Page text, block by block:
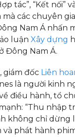
tác”, “Kết nối”
các chuyên
Nam Á nhấn
luận Xây dựng
Đông Nam Á.
giám đốc Liên
là người kinh
điều hành, tổ
“Thu nhập
không chỉ dừng
phát hành